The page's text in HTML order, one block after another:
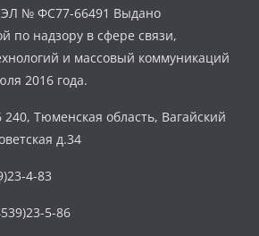
№ ФС77-66491 Выдано
по надзору в сфере связи,
и массовый коммуникаций
2016 года.
Тюменская область, Вагайский
д.34
4-83
5-86